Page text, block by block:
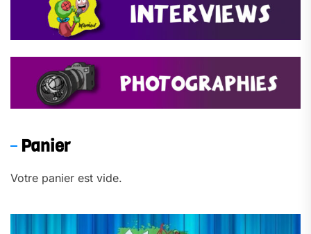
Panier
Votre panier est vide.